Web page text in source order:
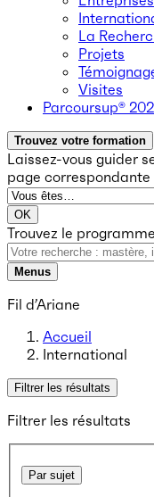
La
Projets
Visites
Parcoursup®
Trouvez votre formation
Laissez-vous guider
page correspondante
OK
Trouvez le
Menus
Fil d’Ariane
Accueil
International
Filtrer les résultats
Filtrer les résultats
Par sujet